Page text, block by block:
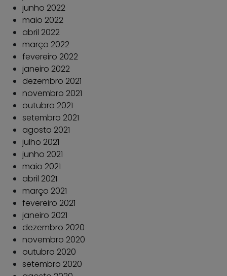
junho 2022
maio 2022
abril 2022
março 2022
fevereiro 2022
janeiro 2022
dezembro 2021
novembro 2021
outubro 2021
setembro 2021
agosto 2021
julho 2021
junho 2021
maio 2021
abril 2021
março 2021
fevereiro 2021
janeiro 2021
dezembro 2020
novembro 2020
outubro 2020
setembro 2020